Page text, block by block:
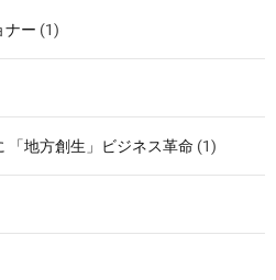
ナー (1)
「地方創生」ビジネス革命 (1)